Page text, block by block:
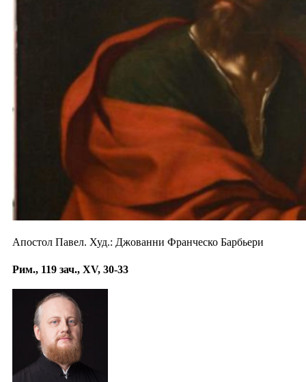
Апостол Павел. Худ.: Джованни Франческо Барбьери
Рим., 119 зач., XV, 30-33